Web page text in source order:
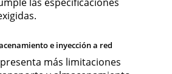
e inyección a red
presenta más limitaciones